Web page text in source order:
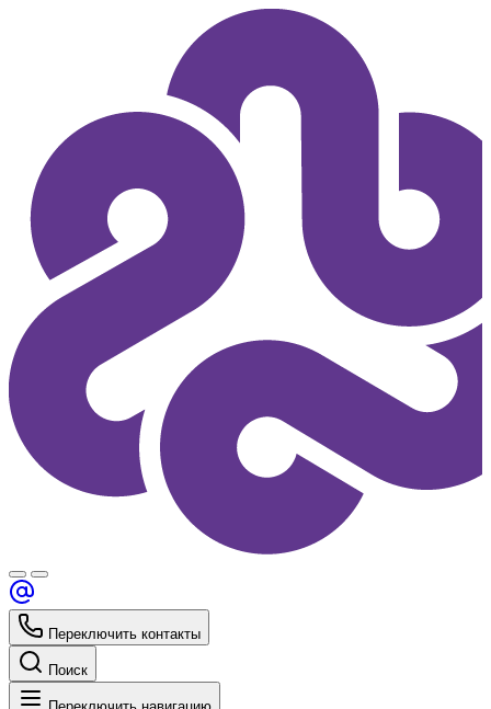
Переключить контакты
Поиск